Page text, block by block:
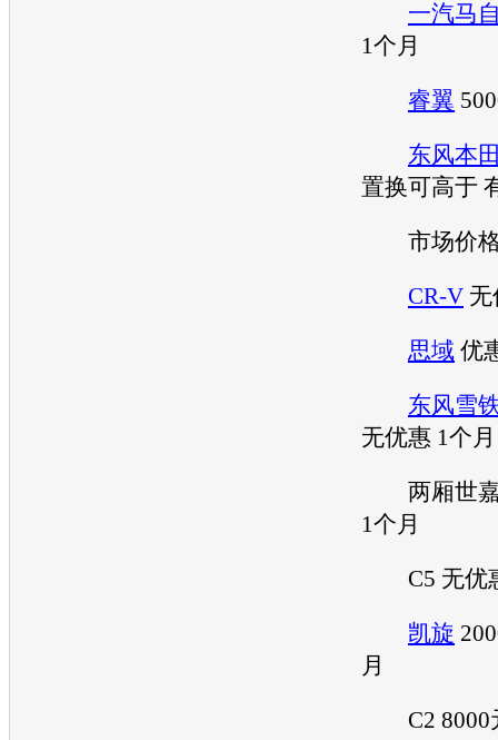
一汽马
1个月
睿翼
东风本
置换可高于
市场价格
CR-V 无
思域 优
东风雪
无优惠 1个月
两厢世
1个月
C5 无优
凯旋
月
C2 8000